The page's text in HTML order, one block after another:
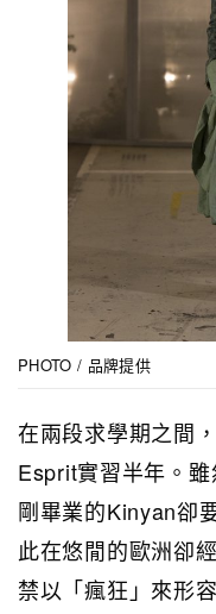
PHOTO / 品牌提供
在兩段求學期之間
Esprit實習半年。
剛畢業的Kinyan卻
此在悠閒的歐洲卻
禁以「瘋狂」來形